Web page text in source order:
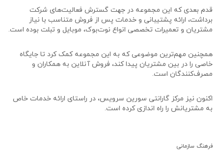
قدم بعدی که این مجموعه در جهت گسترش فعالیت‌های شرکت
برداشت، ارائه پشتیبانی و خدمات پس از فروش متناسب با نیاز
مشتریان و تعمیرات تخصصی انواع نوت‌بوک، موبایل و تبلت بوده است.
همچنین مهم‌ترین موضوعی که به این مجموعه کمک کرد تا جایگاه
خاصی را در بین مشتریان پیدا کند، فروش آنلاین به همکاران و
مصرف‌کنندگان است.
اکنون نیز مرکز گارانتی سورین سرویس، در راستای ارائه خدمات خاص
به مشتریانش را راه اندازی کرده است.
فرهنگ سازمانی